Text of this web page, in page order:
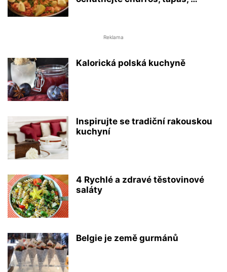
Reklama
Kalorická polská kuchyně
Inspirujte se tradiční rakouskou
kuchyní
4 Rychlé a zdravé těstovinové
saláty
Belgie je země gurmánů